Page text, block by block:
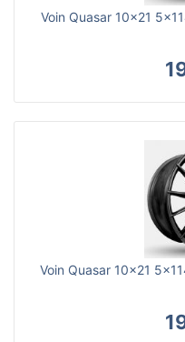
Voin Quasar 10x21
Voin Quasar 10x21